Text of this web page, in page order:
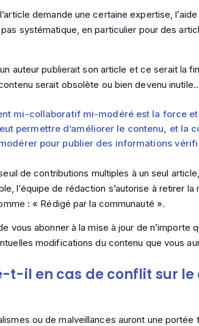
demande une certaine expertise,
systématique, en particulier pour des
auteur publierait son article et ce serait la
serait obsolète ou bien devenu
mi-collaboratif mi-modéré est la force et
permettre d’améliorer le contenu, et la
pour publier des informations
de contributions multiples à un seul
l’équipe de rédaction s’autorise à retirer la
: « Rédigé par la communauté ».
vous abonner à la mise à jour de n’importe
modifications du contenu que vous
t-il en cas de conflit sur le
ou de malveillances auront une